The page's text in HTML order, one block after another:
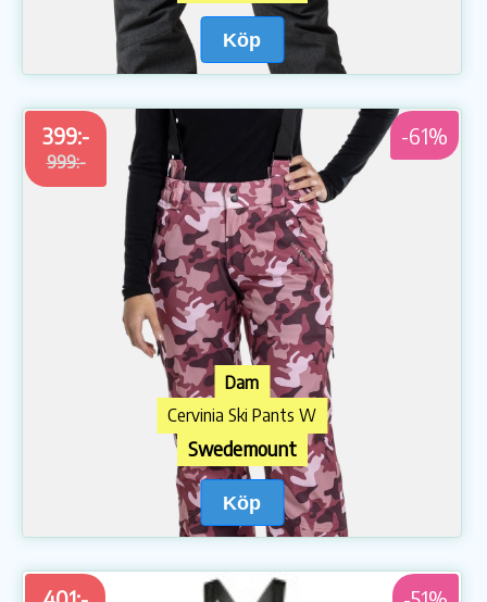
Köp
399:-
999:-
-61%
Dam
Cervinia Ski Pants W
Swedemount
Köp